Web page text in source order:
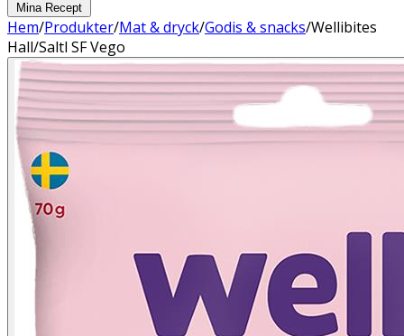
Mina Recept
Hem/Produkter/Mat & dryck/Godis & snacks/Wellibites
Hall/Saltl SF Vego